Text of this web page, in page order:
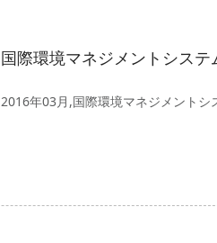
国際環境マネジメントシス
2016年03月,国際環境マネジメントシ